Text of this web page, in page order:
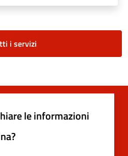
i servizi
le informazioni